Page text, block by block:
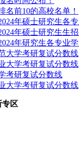
名前10的高校名单！
年硕士研究生各
年硕士研究生生
年研究生各专业
大学考研复试分数线
大学考研复试分数线
考研复试分数线
大学考研复试分数线
专区